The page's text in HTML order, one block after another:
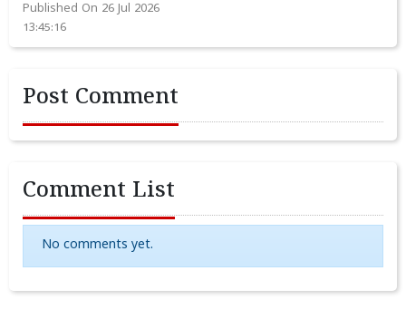
Published On 26 Jul 2026
13:45:16
Post Comment
Comment List
No comments yet.